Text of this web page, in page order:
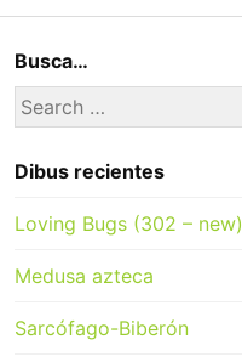
Busca…
Search
for:
Dibus recientes
Loving Bugs (302 – new)
Medusa azteca
Sarcófago-Biberón